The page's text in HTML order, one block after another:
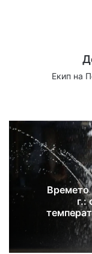
Екип на
Времето
г.: